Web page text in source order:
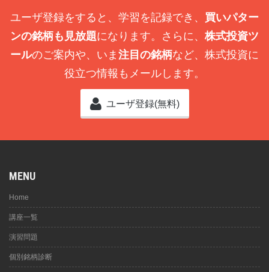
ユーザ登録をすると、学習を記録でき、 買いパター
ンの銘柄も見放題になります。さらに、 株式投資ツ
ールのご案内や、いま 注目の銘柄など、株式投資に
役立つ情報もメールします。
ユーザ登録(無料)
MENU
Home
講座一覧
演習問題
個別銘柄診断